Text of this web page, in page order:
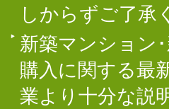
しからずご了承
新築マンション
購入に関する最
業より十分な説